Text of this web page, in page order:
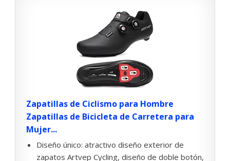
Zapatillas de Ciclismo para Hombre
Zapatillas de Bicicleta de Carretera para
Mujer...
Diseño único: atractivo diseño exterior de
zapatos Artvep Cycling, diseño de doble botón,